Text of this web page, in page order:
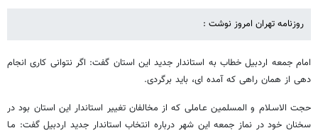
روزنامه تهران امروز نوشت :
امام جمعه اردبیل خطاب به استاندار جدید این استان گفت: اگر نتوانی کاری انجام
دهی از همان راهی که آمده ای، باید برگردی.
حجت الاسـلام و المسلمین عـاملی که از مخالفان تغییر استاندار این استان بود در
سخنان خود در نماز جمعه این شهر درباره انتخاب استاندار جدید اردبیل گفت: مـا